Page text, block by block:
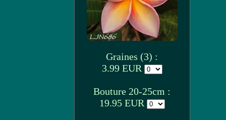
Graines (3) :
3.99 EUR
Bouture 20-25cm :
19.95 EUR